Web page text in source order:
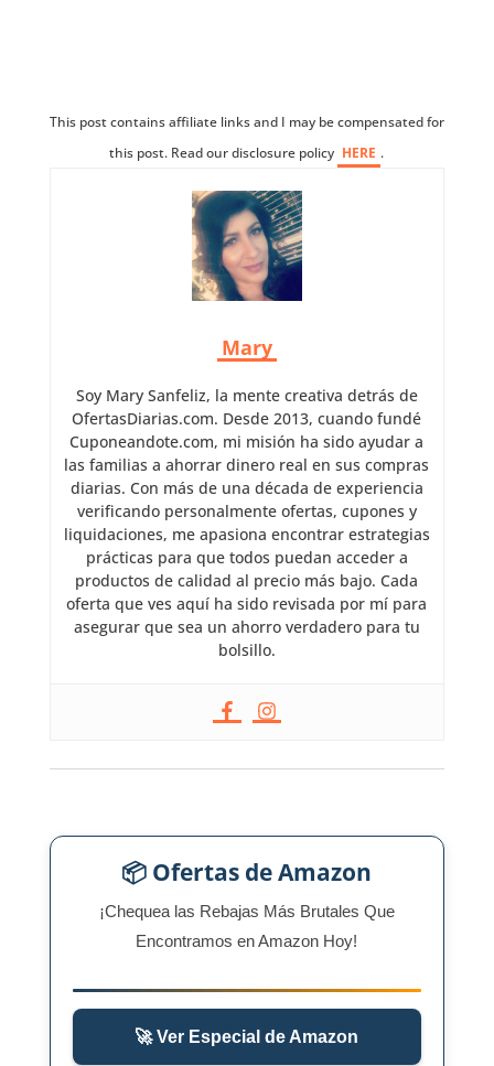
This post contains affiliate links and I may be compensated for
this post. Read our disclosure policy HERE .
Mary
Soy Mary Sanfeliz, la mente creativa detrás de
OfertasDiarias.com. Desde 2013, cuando fundé
Cuponeandote.com, mi misión ha sido ayudar a
las familias a ahorrar dinero real en sus compras
diarias. Con más de una década de experiencia
verificando personalmente ofertas, cupones y
liquidaciones, me apasiona encontrar estrategias
prácticas para que todos puedan acceder a
productos de calidad al precio más bajo. Cada
oferta que ves aquí ha sido revisada por mí para
asegurar que sea un ahorro verdadero para tu
bolsillo.
📦 Ofertas de Amazon
¡Chequea las Rebajas Más Brutales Que
Encontramos en Amazon Hoy!
🚀 Ver Especial de Amazon